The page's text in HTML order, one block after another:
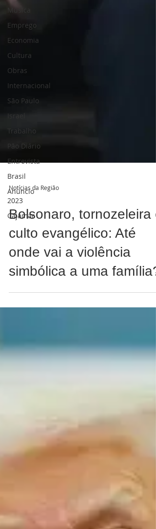
Música
Emprego
Economia
Cultura
Obras
Internacional
São Paulo
Israel
Trabalho
Pão Diário
Entrevista
Brasil
Anuncio
2023
Cajamar
Notícias da Região
Bolsonaro, tornozeleira e
culto evangélico: Até
onde vai a violência